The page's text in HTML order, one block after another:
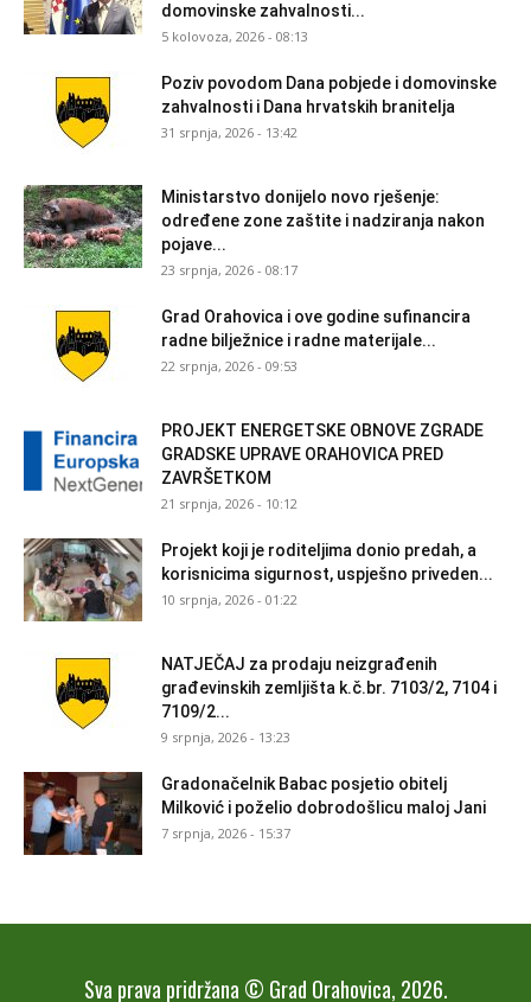
domovinske zahvalnosti...
5 kolovoza, 2026 - 08:13
Poziv povodom Dana pobjede i domovinske
zahvalnosti i Dana hrvatskih branitelja
31 srpnja, 2026 - 13:42
Ministarstvo donijelo novo rješenje:
određene zone zaštite i nadziranja nakon
pojave...
23 srpnja, 2026 - 08:17
Grad Orahovica i ove godine sufinancira
radne bilježnice i radne materijale...
22 srpnja, 2026 - 09:53
PROJEKT ENERGETSKE OBNOVE ZGRADE
GRADSKE UPRAVE ORAHOVICA PRED
ZAVRŠETKOM
21 srpnja, 2026 - 10:12
Projekt koji je roditeljima donio predah, a
korisnicima sigurnost, uspješno priveden...
10 srpnja, 2026 - 01:22
NATJEČAJ za prodaju neizgrađenih
građevinskih zemljišta k.č.br. 7103/2, 7104 i
7109/2...
9 srpnja, 2026 - 13:23
Gradonačelnik Babac posjetio obitelj
Milković i poželio dobrodošlicu maloj Jani
7 srpnja, 2026 - 15:37
Sva prava pridržana © Grad Orahovica, 2026.